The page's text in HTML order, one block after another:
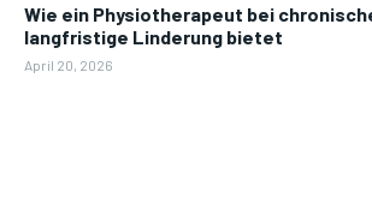
Wie ein Physiotherapeut bei
langfristige Linderung bietet
April 20, 2026